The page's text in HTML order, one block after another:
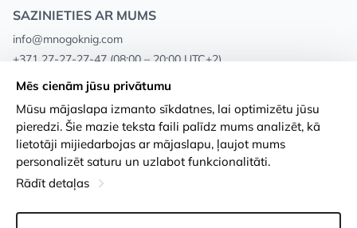
SAZINIETIES AR MUMS
info@mnogoknig.com
+371 27-27-27-47 (08:00 – 20:00 UTC+2)
Rīga, Augusta Deglava 69d, LV-1082
Par mums
Veikali
Apmaksa un piegāde
Loayalitātes kartes
Privātuma politika
Noteikumi un nosacījumi
Preču atgriešanās
Mēs cienām jūsu privātumu
Mūsu mājaslapa izmanto sīkdatnes, lai optimizētu jūsu
pieredzi. Šie mazie teksta faili palīdz mums analizēt, kā
lietotāji mijiedarbojas ar mājaslapu, ļaujot mums
personalizēt saturu un uzlabot funkcionalitāti.
Rādīt detaļas